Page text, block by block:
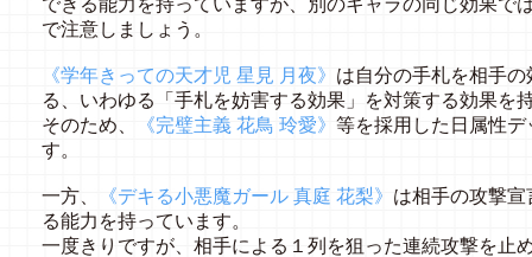
で注意しましょう。
《学年きっての天才児 星見 月夜》 は自分の手札を相手
る、いわゆる「手札を妨害する効果」を対策する効果を
そのため、
《完璧主義 花鳥 玲愛》 等を採用した日属性
す。
一方、 《デキる小悪魔ガール 真庭 花梨》 は相手の攻撃
る能力を持っています。
一度きりですが、相手による１列を狙った連続攻撃を止